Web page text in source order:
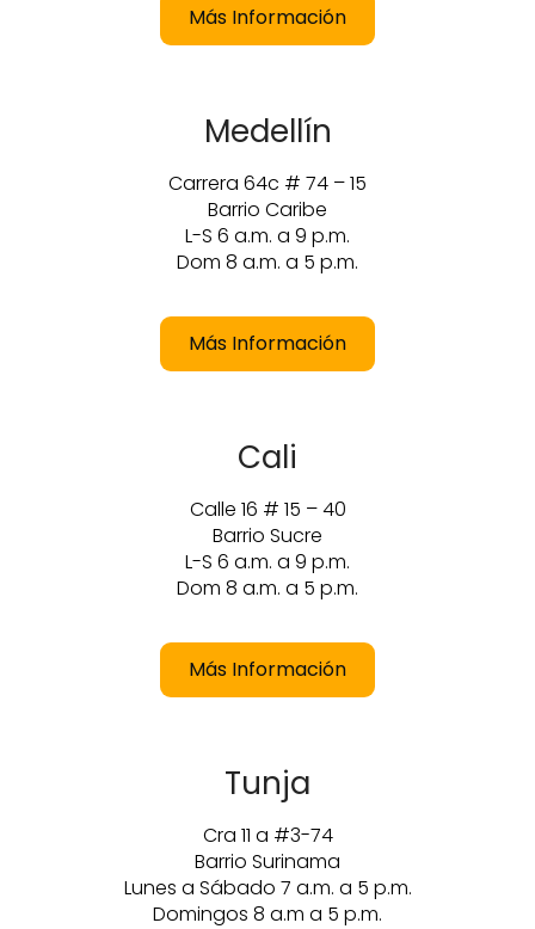
Más Información
Medellín
Carrera 64c # 74 – 15
Barrio Caribe
L-S 6 a.m. a 9 p.m.
Dom 8 a.m. a 5 p.m.
Más Información
Cali
Calle 16 # 15 – 40
Barrio Sucre
L-S 6 a.m. a 9 p.m.
Dom 8 a.m. a 5 p.m.
Más Información
Tunja
Cra 11 a #3-74
Barrio Surinama
Lunes a Sábado 7 a.m. a 5 p.m.
Domingos 8 a.m a 5 p.m.